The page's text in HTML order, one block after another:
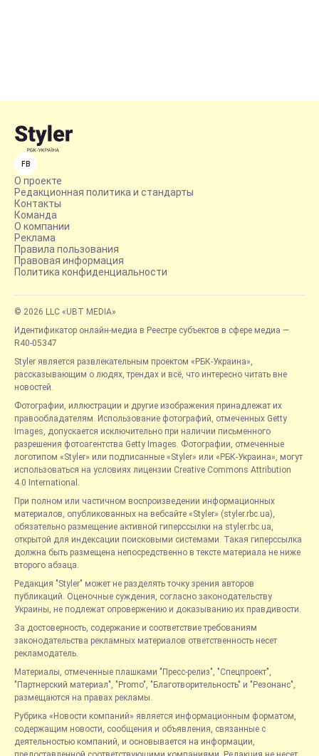
FB
О проекте
Редакционная политика и стандарты
Контакты
Команда
О компании
Реклама
Правила пользования
Правовая информация
Политика конфиденциальности
© 2026 LLC «UBT MEDIA»
Идентификатор онлайн-медиа в Реестре субъектов в сфере медиа —
R40-05347
Styler является развлекательным проектом «РБК-Украина»,
рассказывающим о людях, трендах и всё, что интересно читать вне
новостей.
Фотографии, иллюстрации и другие изображения принадлежат их
правообладателям. Использование фотографий, отмеченных Getty
Images, допускается исключительно при наличии письменного
разрешения фотоагентства Getty Images. Фотографии, отмеченные
логотипом «Styler» или подписанные «Styler» или «РБК-Украина», могут
использоваться на условиях лицензии Creative Commons Attribution
4.0 International.
При полном или частичном воспроизведении информационных
материалов, опубликованных на вебсайте «Styler» (styler.rbc.ua),
обязательно размещение активной гиперссылки на styler.rbc.ua,
открытой для индексации поисковыми системами. Такая гиперссылка
должна быть размещена непосредственно в тексте материала не ниже
второго абзаца.
Редакция "Styler" может не разделять точку зрения авторов
публикаций. Оценочные суждения, согласно законодательству
Украины, не подлежат опровержению и доказыванию их правдивости.
За достоверность, содержание и соответствие требованиям
законодательства рекламных материалов ответственность несет
рекламодатель.
Материалы, отмеченные плашками "Пресс-релиз", "Спецпроект",
"Партнерский материал", "Promo", "Благотворительность" и "Резонанс",
размещаются на правах рекламы.
Рубрика «Новости компаний» является информационным форматом,
содержащим новости, сообщения и объявления, связанные с
деятельностью компаний, и основывается на информации,